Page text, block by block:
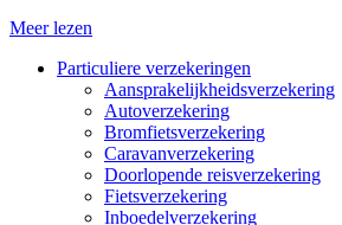
Meer lezen
Particuliere verzekeringen
Aansprakelijkheidsverzekering
Autoverzekering
Bromfietsverzekering
Caravanverzekering
Doorlopende reisverzekering
Fietsverzekering
Inboedelverzekering